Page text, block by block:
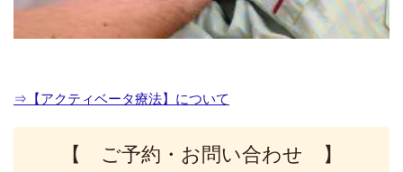
⇒【アクティベータ療法】について
【 ご予約・お問い合わせ 】